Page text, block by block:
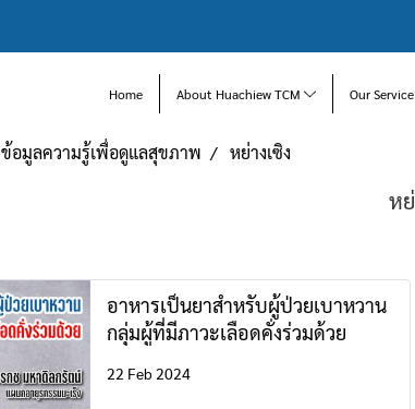
Home About Huachiew TCM Our Service
ข้อมูลความรู้เพื่อดูแลสุขภาพ หย่างเซิง
ห
อาหารเป็นยาสำหรับผู้ป่วยเบาหวาน
กลุ่มผู้ที่มีภาวะเลือดคั่งร่วมด้วย
22 Feb 2024